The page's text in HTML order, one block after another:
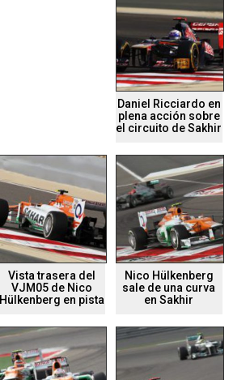
Daniel Ricciardo en
plena acción sobre
el circuito de Sakhir
Vista trasera del
VJM05 de Nico
Hülkenberg en pista
Nico Hülkenberg
sale de una curva
en Sakhir